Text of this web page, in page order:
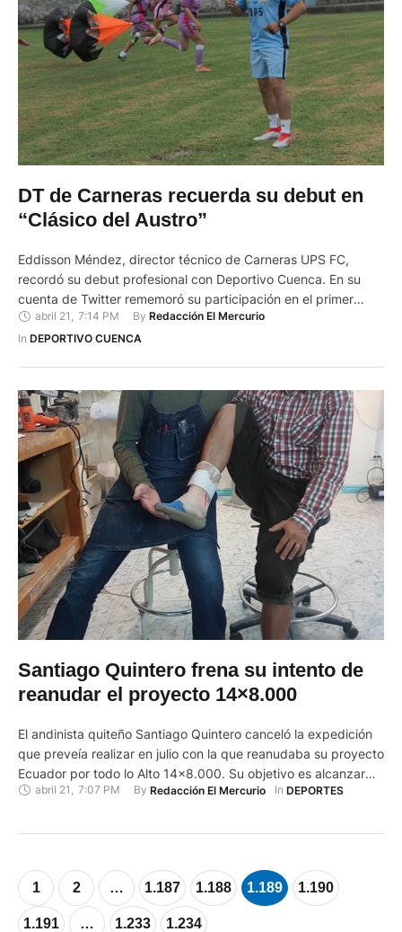
DT de Carneras recuerda su debut en
“Clásico del Austro”
Eddisson Méndez, director técnico de Carneras UPS FC,
recordó su debut profesional con Deportivo Cuenca. En su
cuenta de Twitter rememoró su participación en el primer
“Clásico del Austro” frente a Deportivo Azogues (1-1), en el
estadio Jorge Andrade Cantos. Fue el sábado 30 de
abril 21 7:14 PM By Redacción El Mercurio
In DEPORTIVO CUENCA
Santiago Quintero frena su intento de
reanudar el proyecto 14×8.000
El andinista quiteño Santiago Quintero canceló la expedición
que preveía realizar en julio con la que reanudaba su proyecto
Ecuador por todo lo Alto 14x8.000. Su objetivo es alcanzar
las cumbres de las 14 montañas con más de 8.000 metros
Quintero quiere hacerlo sin oxígeno suplementario …
abril 21 , 7:07 PM By Redacción El Mercurio In DEPORTES
1 2 … 1.187 1.188 1.189 1.190
1.191 … 1.233 1.234